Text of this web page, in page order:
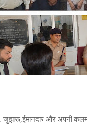
जुझारू,ईमानदार और अपनी